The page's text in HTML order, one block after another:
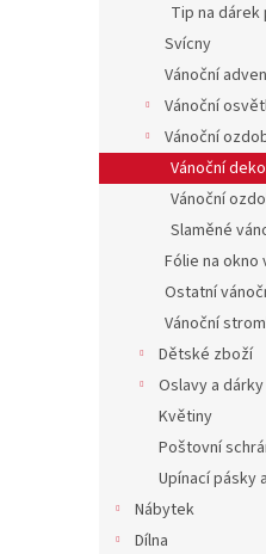
Tip na dárek
Svícny
Vánoční
Vánoční
Vánoční
Vánoční
Vánoční
Slaměné
Fólie na okno
Ostatní
Vánoční
Dětské zboží
Oslavy a dárky
Květiny
Poštovní
Upínací pásky
Nábytek
Dílna